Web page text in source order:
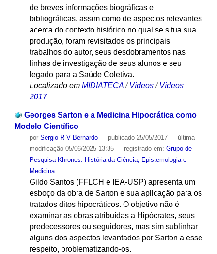
de breves informações biográficas e
bibliográficas, assim como de aspectos relevantes
acerca do contexto histórico no qual se situa sua
produção, foram revisitados os principais
trabalhos do autor, seus desdobramentos nas
linhas de investigação de seus alunos e seu
legado para a Saúde Coletiva.
Localizado em MIDIATECA /Vídeos /Vídeos
2017
Georges Sarton e a Medicina Hipocrática como
Modelo Científico
por Sergio R V Bernardo — publicado25/05/2017 — última
modificação05/06/2025 13:35 — registrado em: Grupo de
Pesquisa Khronos: História da Ciência, Epistemologia e
Medicina
Gildo Santos (FFLCH e IEA-USP) apresenta um
esboço da obra de Sarton e sua aplicação para os
tratados ditos hipocráticos. O objetivo não é
examinar as obras atribuídas a Hipócrates, seus
predecessores ou seguidores, mas sim sublinhar
alguns dos aspectos levantados por Sarton a esse
respeito, problematizando-os.